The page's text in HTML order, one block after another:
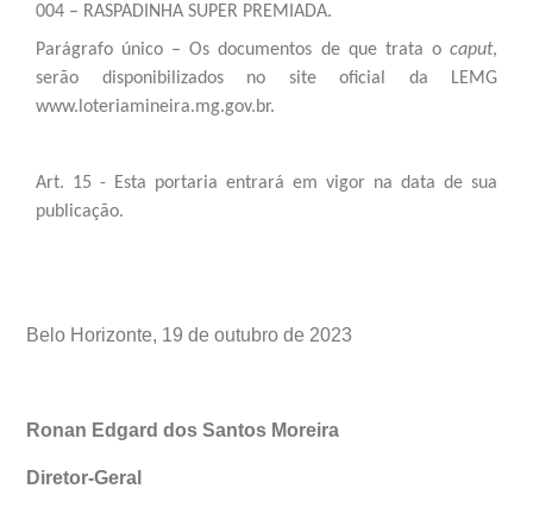
004 – RASPADINHA SUPER PREMIADA.
Parágrafo único – Os documentos de que trata o caput,
serão disponibilizados no site oficial da LEMG
www.loteriamineira.mg.gov.br.
Art. 15 - Esta portaria entrará em vigor na data de sua
publicação.
Belo Horizonte, 19 de outubro de 2023
Ronan Edgard dos Santos Moreira
Diretor-Geral